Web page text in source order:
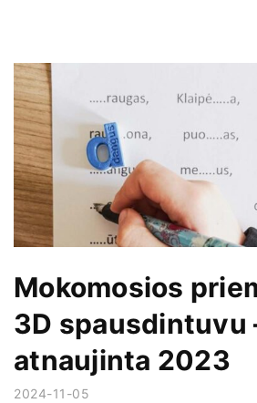
Mokomosios
3D spausdintuvu
atnaujinta 2023
2024-11-05